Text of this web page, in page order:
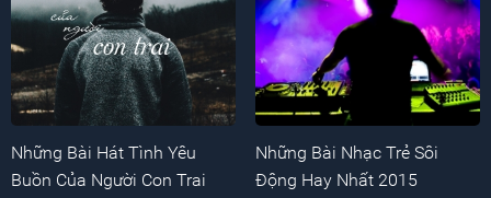
Những Bài Hát Tình Yêu
Buồn Của Người Con Trai
Những Bài Nhạc Trẻ Sôi
Động Hay Nhất 2015